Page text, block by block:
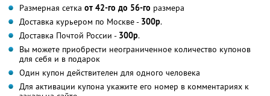
Размерная сетка от 42-го до 56-го размера
Доставка курьером по Москве - 300р.
Доставка Почтой России - 300р.
Вы можете приобрести неограниченное количество купонов
для себя и в подарок
Один купон действителен для одного человека
Для активации купона укажите его номер в комментариях к